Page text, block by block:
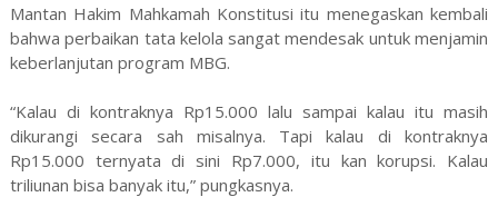
Mantan Hakim Mahkamah Konstitusi itu menegaskan kembali
bahwa perbaikan tata kelola sangat mendesak untuk menjamin
keberlanjutan program MBG.
“Kalau di kontraknya Rp15.000 lalu sampai kalau itu masih
dikurangi secara sah misalnya. Tapi kalau di kontraknya
Rp15.000 ternyata di sini Rp7.000, itu kan korupsi. Kalau
triliunan bisa banyak itu,” pungkasnya.